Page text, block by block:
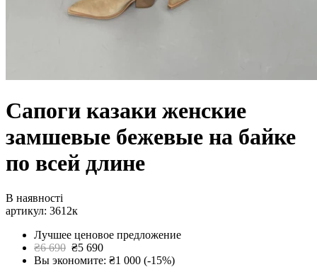
Сапоги казаки женские
замшевые бежевые на байке
по всей длине
В наявності
артикул: 3612к
Лучшее ценовое предложение
₴6 690 ₴5 690
Вы экономите: ₴1 000 (-15%)